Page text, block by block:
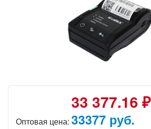
33 377.16 ₽
Оптовая цена: 33377 руб.